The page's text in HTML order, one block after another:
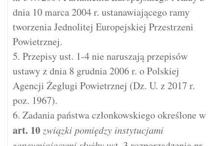
dnia 10 marca 2004 r. ustanawiającego ramy
tworzenia Jednolitej Europejskiej Przestrzeni
Powietrznej.
5. Przepisy ust. 1-4 nie naruszają przepisów
ustawy z dnia 8 grudnia 2006 r. o Polskiej
Agencji Żeglugi Powietrznej (Dz. U. z 2017 r.
poz. 1967).
6. Zadania państwa członkowskiego określone w
art. 10 związki pomiędzy instytucjami